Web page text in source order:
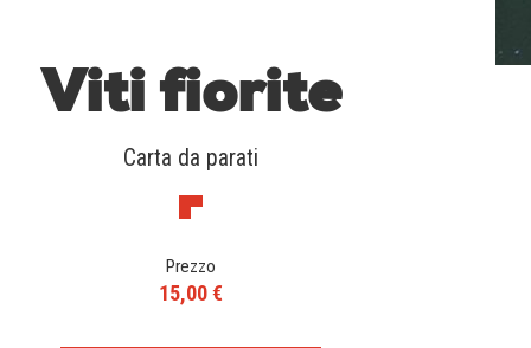
Viti fiorite
Carta da parati
Prezzo
15,00 €